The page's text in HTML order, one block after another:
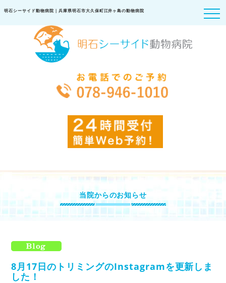
明石シーサイド動物病院｜兵庫県明石市大久保町江井ヶ島の動物病院
当院からのお知らせ
8月17日のトリミングのInstagramを更新しま
した！